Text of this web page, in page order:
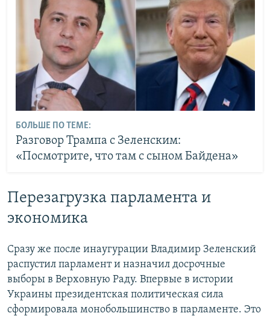
БОЛЬШЕ ПО ТЕМЕ:
Разговор Трампа с Зеленским:
«Посмотрите, что там с сыном Байдена»
Перезагрузка парламента и
экономика
Сразу же после инаугурации Владимир Зеленский
распустил парламент и назначил досрочные
выборы в Верховную Раду. Впервые в истории
Украины президентская политическая сила
сформировала монобольшинство в парламенте. Это